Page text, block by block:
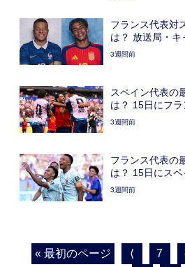
フランス代表対
は？ 放送局・キ
3週間前
スペイン代表の
は？ 15日にフラ
3週間前
フランス代表の
は？ 15日にスペ
3週間前
« 最初のページ ⟨ 7